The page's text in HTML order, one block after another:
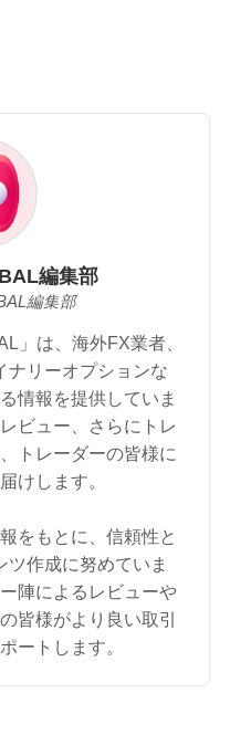
編集部
編集部
」は、海外FX業者、
ナリーオプションな
情報を提供していま
ビュー、さらにトレ
トレーダーの皆様に
けします。
をもとに、信頼性と
作成に努めていま
陣によるレビューや
皆様がより良い取引
ートします。